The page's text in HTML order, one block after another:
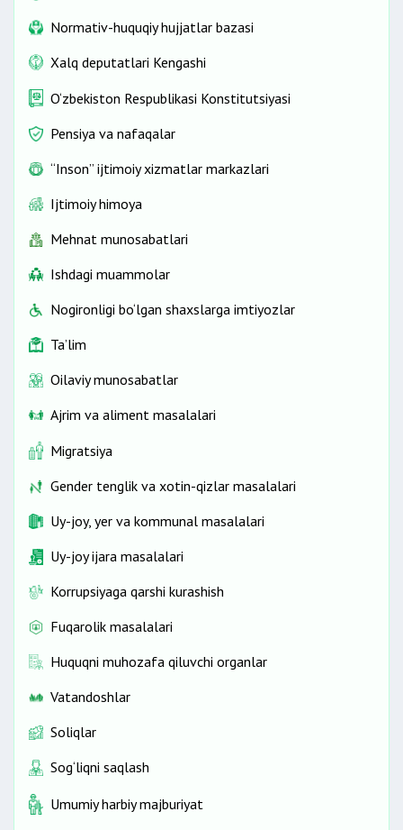
Normativ-huquqiy hujjatlar bazasi
Xalq deputatlari Kengashi
O‘zbekiston Respublikasi Konstitutsiyasi
Pensiya va nafaqalar
“Inson” ijtimoiy xizmatlar markazlari
Ijtimoiy himoya
Mehnat munosabatlari
Ishdagi muammolar
Nogironligi bo‘lgan shaxslarga imtiyozlar
Ta’lim
Oilaviy munosabatlar
Ajrim va aliment masalalari
Migratsiya
Gender tenglik va xotin-qizlar masalalari
Uy-joy, yer va kommunal masalalari
Uy-joy ijara masalalari
Korrupsiyaga qarshi kurashish
Fuqarolik masalalari
Huquqni muhozafa qiluvchi organlar
Vatandoshlar
Soliqlar
Sog‘liqni saqlash
Umumiy harbiy majburiyat